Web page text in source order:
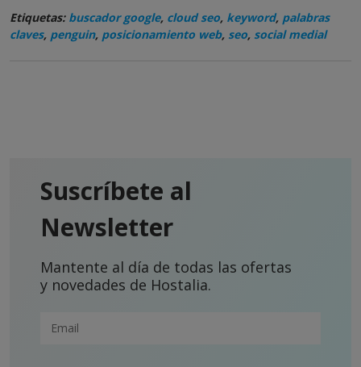
Etiquetas: buscador google, cloud seo, keyword, palabras
claves, penguin, posicionamiento web, seo, social medial
Suscríbete al
Newsletter
Mantente al día de todas las ofertas
y novedades de Hostalia.